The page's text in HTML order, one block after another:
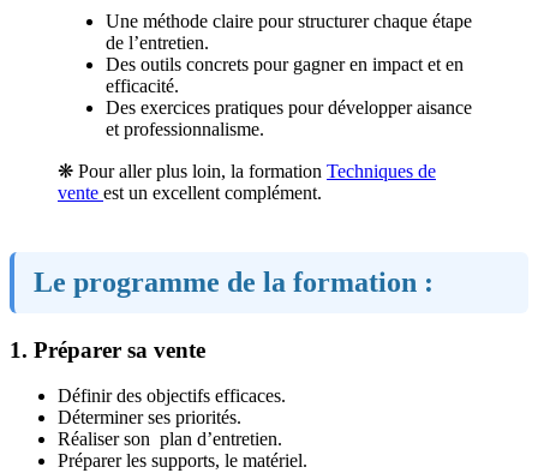
Une méthode claire pour structurer chaque étape
de l’entretien.
Des outils concrets pour gagner en impact et en
efficacité.
Des exercices pratiques pour développer aisance
et professionnalisme.
❋ Pour aller plus loin, la formation Techniques de
vente est un excellent complément.
Le programme de la formation :
1. Préparer sa vente
Définir des objectifs efficaces.
Déterminer ses priorités.
Réaliser son plan d’entretien.
Préparer les supports, le matériel.